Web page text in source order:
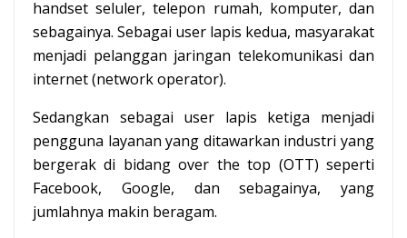
handset seluler, telepon rumah, komputer, dan
sebagainya. Sebagai user lapis kedua, masyarakat
menjadi pelanggan jaringan telekomunikasi dan
internet (network operator).
Sedangkan sebagai user lapis ketiga menjadi
pengguna layanan yang ditawarkan industri yang
bergerak di bidang over the top (OTT) seperti
Facebook, Google, dan sebagainya, yang
jumlahnya makin beragam.